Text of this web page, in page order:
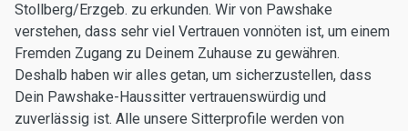
Stollberg/Erzgeb. zu erkunden. Wir von Pawshake
verstehen, dass sehr viel Vertrauen vonnöten ist, um einem
Fremden Zugang zu Deinem Zuhause zu gewähren.
Deshalb haben wir alles getan, um sicherzustellen, dass
Dein Pawshake-Haussitter vertrauenswürdig und
zuverlässig ist. Alle unsere Sitterprofile werden von